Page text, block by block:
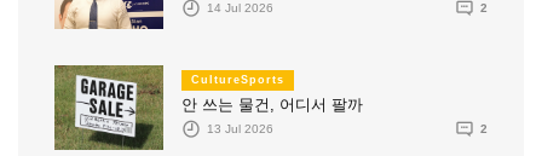
14 Jul 2026 2
CultureSports
안 쓰는 물건, 어디서 팔까
13 Jul 2026 2